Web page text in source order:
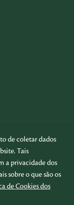
de coletar dados
Tais
a privacidade dos
sobre o que são os
de Cookies dos